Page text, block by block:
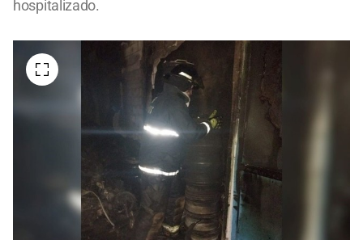
hospitalizado.